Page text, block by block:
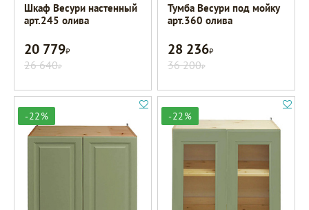
Шкаф Весури настенный
арт.245 олива
20 779Р
26 640Р
Тумба Весури под мойку
арт.360 олива
28 236Р
36 200Р
-22% -22%